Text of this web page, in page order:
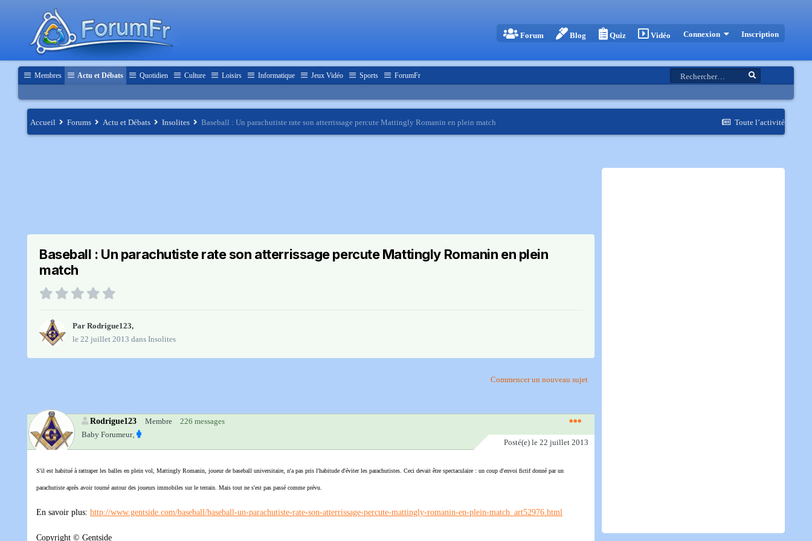
Forum Blog Quiz Vidéo Connexion Inscription
Membres Actu et Débats Quotidien Culture Loisirs Informatique Jeux Vidéo Sports ForumFr
Toute l’activité
Accueil Forums Actu et Débats Insolites Baseball : Un parachutiste rate son atterrissage percute Mattingly Romanin en plein match
Baseball : Un parachutiste rate son atterrissage percute Mattingly Romanin en plein
match
Par Rodrigue123,
le 22 juillet 2013 dans Insolites
Commencer un nouveau sujet
Rodrigue123 Membre
226 messages
Baby Forumeur‚
Posté(e) le 22 juillet 2013
S'il est habitué à rattraper les balles en plein vol, Mattingly Romanin, joueur de baseball universitaire, n'a pas pris l'habitude d'éviter les parachutistes. Ceci devait être spectaculaire : un coup d'envoi fictif donné par un
parachutiste après avoir tourné autour des joueurs immobiles sur le terrain. Mais tout ne s'est pas passé comme prévu.
En savoir plus: http://www.gentside.com/baseball/baseball-un-parachutiste-rate-son-atterrissage-percute-mattingly-romanin-en-plein-match_art52976.html
Copyright © Gentside